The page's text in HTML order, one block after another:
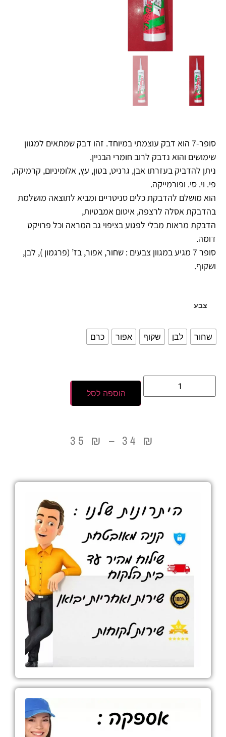
סופר-7 הוא דבק עוצמתי במיוחד. זהו דבק שמתאים למגוון
שימושים והוא נדבק לרוב חומרי הבניין.
ניתן להדביק בעזרתו אבן, גרניט, בטון, עץ, אלומיניום, קרמיקה,
פי. וי. סי. ופורמייקה.
הוא מושלם להדבקת כלים סניטריים ומביא לתוצאה מושלמת
בהדבקת אסלה לרצפה, איטום אמבטיות,
הדבקת מראות מבלי לפגוע בציפוי גב המראה וכל פרויקט
דומה.
סופר 7 מגיע במגוון צבעים : שחור, אפור, בז’ (פרגמון ), לבן,
ושקוף.
צבע
שחור לבן שקוף אפור כרם
הוספה לסל
34 ₪
–
35 ₪